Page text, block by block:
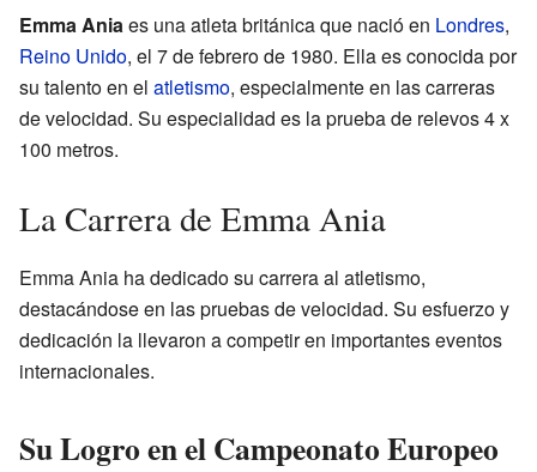
Emma Aniaes una atleta británica que nació en Londres,
Reino Unido, el 7 de febrero de 1980. Ella es conocida por
su talento en el atletismo, especialmente en las carreras
de velocidad. Su especialidad es la prueba de relevos 4 x
100 metros.
La Carrera de Emma Ania
Emma Ania ha dedicado su carrera al atletismo,
destacándose en las pruebas de velocidad. Su esfuerzo y
dedicación la llevaron a competir en importantes eventos
internacionales.
Su Logro en el Campeonato Europeo